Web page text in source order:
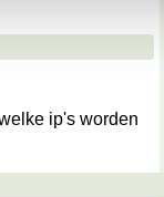
ip's worden